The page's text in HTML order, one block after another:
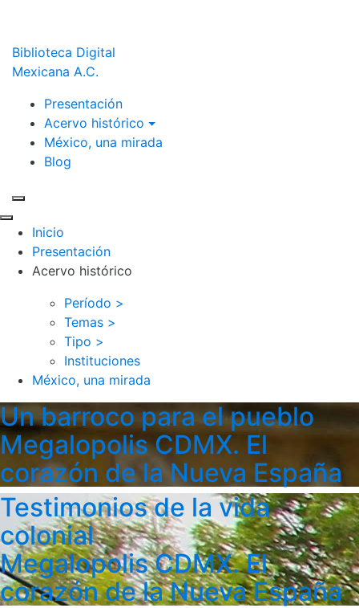
Biblioteca Digital
Mexicana A.C.
Presentación
Acervo histórico
México, una mirada
Blog
Inicio
Presentación
Acervo histórico
Período >
Temas >
Tipo >
Instituciones
México, una mirada
Un barroco para el pueblo
Megalopolis CDMX. El
corazón de la Nueva España
Testimonios de la vida
colonial
Megalopolis CDMX. El
corazón de la Nueva España